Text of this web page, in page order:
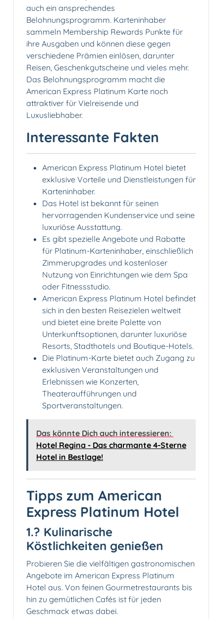
auch ein ansprechendes
Belohnungsprogramm. Karteninhaber
sammeln Membership Rewards Punkte für
ihre Ausgaben und können diese gegen
verschiedene Prämien einlösen, darunter
Reisen, Geschenkgutscheine und vieles mehr.
Das Belohnungsprogramm macht die
American Express Platinum Karte noch
attraktiver für Vielreisende und
Luxusliebhaber.
Interessante Fakten
American Express Platinum Hotel bietet
exklusive Vorteile und Dienstleistungen für
Karteninhaber.
Das Hotel ist bekannt für seinen
hervorragenden Kundenservice und seine
luxuriöse Ausstattung.
Es gibt spezielle Angebote und Rabatte
für Platinum-Karteninhaber, einschließlich
Zimmerupgrades und kostenloser
Nutzung von Einrichtungen wie dem Spa
oder Fitnessstudio.
American Express Platinum Hotel befindet
sich in den besten Reisezielen weltweit
und bietet eine breite Palette von
Unterkunftsoptionen, darunter luxuriöse
Resorts, Stadthotels und Boutique-Hotels.
Die Platinum-Karte bietet auch Zugang zu
exklusiven Veranstaltungen und
Erlebnissen wie Konzerten,
Theateraufführungen und
Sportveranstaltungen.
Das könnte Dich auch interessieren:
Hotel Regina - Das charmante 4-Sterne
Hotel in Bestlage!
Tipps zum American
Express Platinum Hotel
1.‍? Kulinarische
Köstlichkeiten genießen
Probieren Sie die vielfältigen gastronomischen
Angebote im American Express Platinum
Hotel aus. Von feinen Gourmetrestaurants bis
hin zu gemütlichen Cafés ist für jeden
Geschmack etwas dabei.